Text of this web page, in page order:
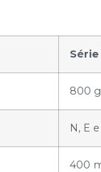
Série
800
N, E
400